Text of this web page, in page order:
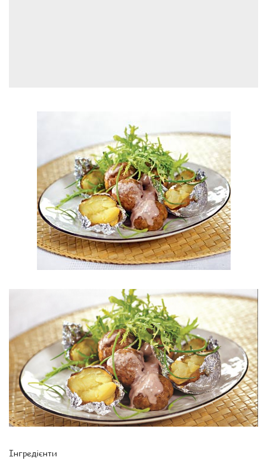
Інгредієнти